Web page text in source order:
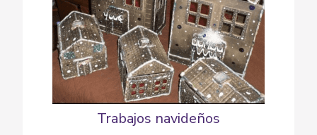
Trabajos navideños